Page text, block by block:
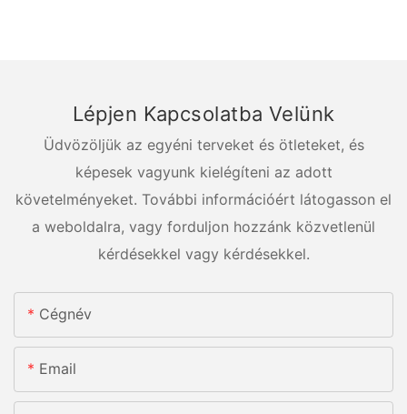
Lépjen Kapcsolatba Velünk
Üdvözöljük az egyéni terveket és ötleteket, és
képesek vagyunk kielégíteni az adott
követelményeket. További információért látogasson el
a weboldalra, vagy forduljon hozzánk közvetlenül
kérdésekkel vagy kérdésekkel.
Cégnév
Email